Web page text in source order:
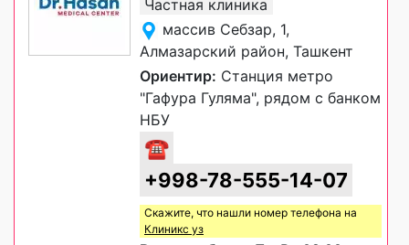
Частная клиника
массив Себзар, 1,
Алмазарский район, Ташкент
Ориентир: Станция метро
"Гафура Гуляма", рядом с банком
НБУ
☎
+998-78-555-14-07
Скажите, что нашли номер телефона на
Клиникс уз